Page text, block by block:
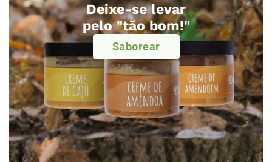
Saborear
Deixe-se levar
pelo "tão bom!"